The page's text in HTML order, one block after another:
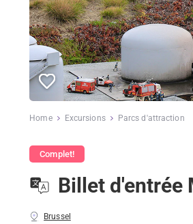
Home Excursions Parcs d'attraction
Complet!
Billet d'entrée
Brussel